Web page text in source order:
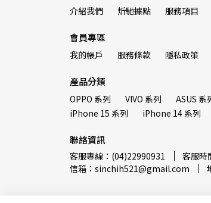
介紹我們 炘馳據點 服務項目
會員專區
我的帳戶 服務條款 隱私政策
產品分類
OPPO 系列 VIVO 系列 ASUS 系
iPhone 15 系列
iPhone 14 系列
聯絡資訊
客服專線：(04)22990931
客服時
信箱：sinchih521@gmail.com